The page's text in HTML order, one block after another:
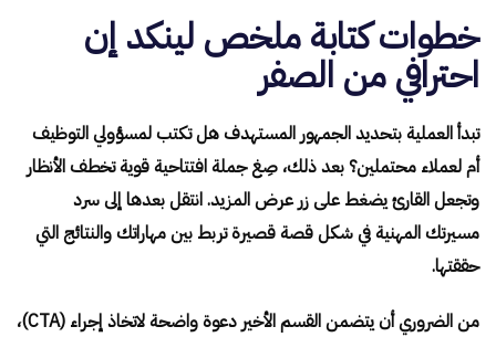
خطوات كتابة ملخص لينكد إن
احترافي من الصفر
تبدأ العملية بتحديد الجمهور المستهدف هل تكتب لمسؤولي التوظيف
أم لعملاء محتملين؟ بعد ذلك، صِغ جملة افتتاحية قوية تخطف الأنظار
وتجعل القارئ يضغط على زر عرض المزيد. انتقل بعدها إلى سرد
مسيرتك المهنية في شكل قصة قصيرة تربط بين مهاراتك والنتائج التي
حققتها.
من الضروري أن يتضمن القسم الأخير دعوة واضحة لاتخاذ إجراء (CTA)،